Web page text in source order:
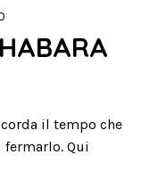
il tempo che
fermarlo. Qui